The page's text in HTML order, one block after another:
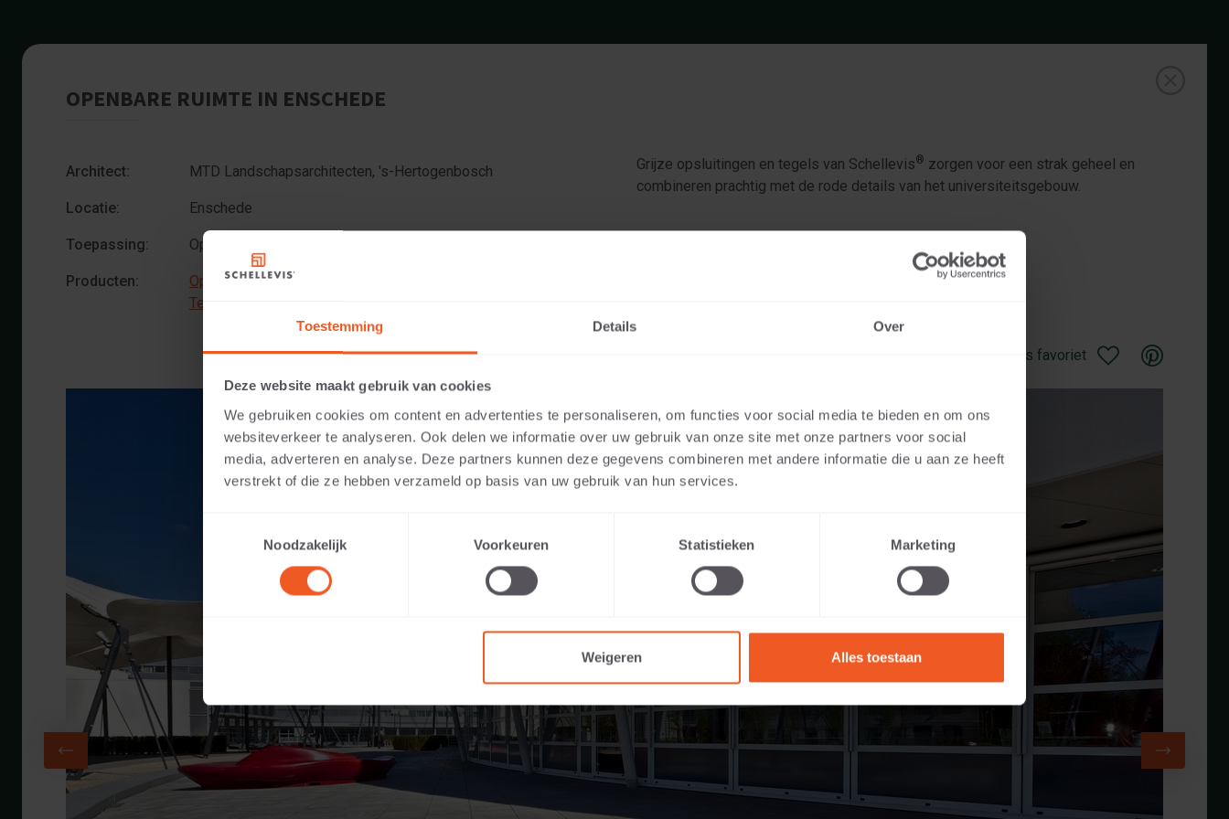
Toestemming Details Over
Deze website maakt gebruik van cookies
We gebruiken cookies om content en advertenties te personaliseren, om functies voor social media te bieden en om ons
websiteverkeer te analyseren. Ook delen we informatie over uw gebruik van onze site met onze partners voor social
media, adverteren en analyse. Deze partners kunnen deze gegevens combineren met andere informatie die u aan ze heeft
verstrekt of die ze hebben verzameld op basis van uw gebruik van hun services.
Noodzakelijk
Voorkeuren Statistieken Marketing
Weigeren Alles toestaan
OPENBARE RUIMTE IN ENSCHEDE
Architect: MTD Landschapsarchitecten, 's-Hertogenbosch
Locatie: Enschede
Toepassing: Openbare ruimte
Producten:
Opsluiting 100x50x5 Grijs
Tegel 60x60x5 Grijs
Grijze opsluitingen en tegels van Schellevis® zorgen voor een strak geheel en
combineren prachtig met de rode details van het universiteitsgebouw.
Opslaan als favoriet